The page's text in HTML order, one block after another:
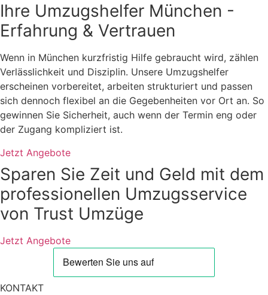
Ihre Umzugshelfer München -
Erfahrung & Vertrauen
Wenn in München kurzfristig Hilfe gebraucht wird, zählen
Verlässlichkeit und Disziplin. Unsere Umzugshelfer
erscheinen vorbereitet, arbeiten strukturiert und passen
sich dennoch flexibel an die Gegebenheiten vor Ort an. So
gewinnen Sie Sicherheit, auch wenn der Termin eng oder
der Zugang kompliziert ist.
Jetzt Angebote
Sparen Sie Zeit und Geld mit dem
professionellen Umzugsservice
von Trust Umzüge
Jetzt Angebote
KONTAKT